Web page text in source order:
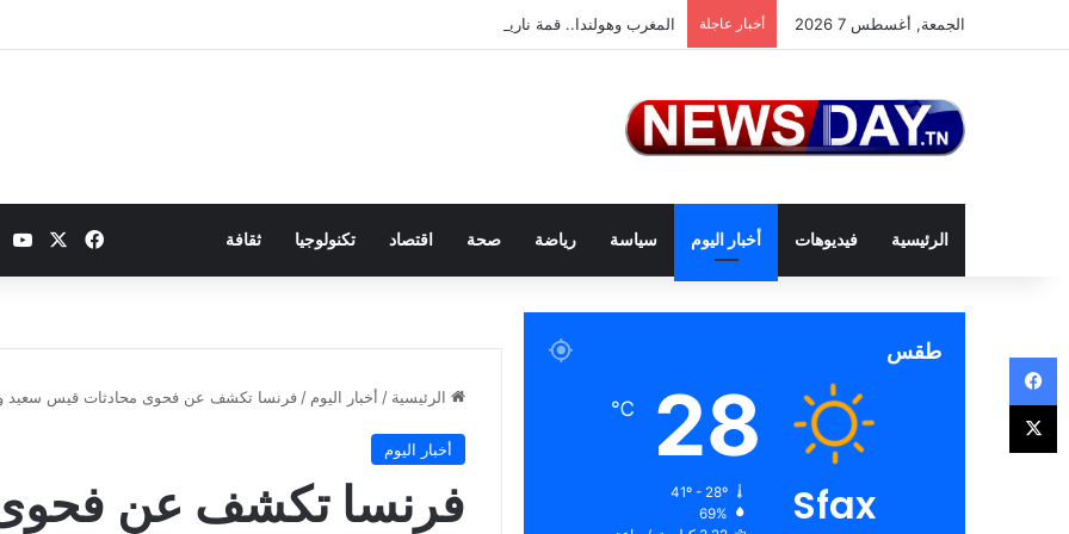
الجمعة, أغسطس 7 2026 أخبار عاجلة المغرب وهولندا.. قمة نارية بطموح التأهل إلى ثمن النهائي
الرئيسية فيديوهات أخبار اليوم سياسة رياضة صحة اقتصاد تكنولوجيا ثقافة فيسبوك
الرئيسية / أخبار اليوم / فرنسا تكشف عن فحوى محادثات قيس سعيد
أخبار اليوم
فرنسا تكشف عن
طقس
Sfax
28
℃
41º - 28º
69%
فيسبوك
‫X